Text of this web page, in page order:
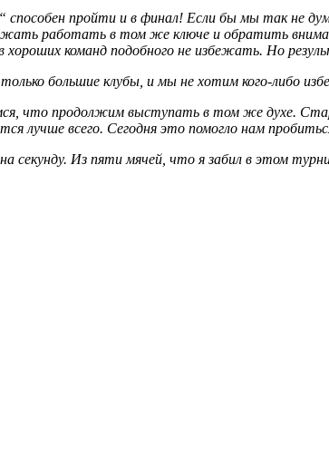
пройти и в финал! Если бы мы так не
работать в том же ключе и обратить
команд подобного не избежать. Но
большие клубы, и мы не хотим кого-либо
что продолжим выступать в том же духе.
лучше всего. Сегодня это помогло нам
Из пяти мячей, что я забил в этом